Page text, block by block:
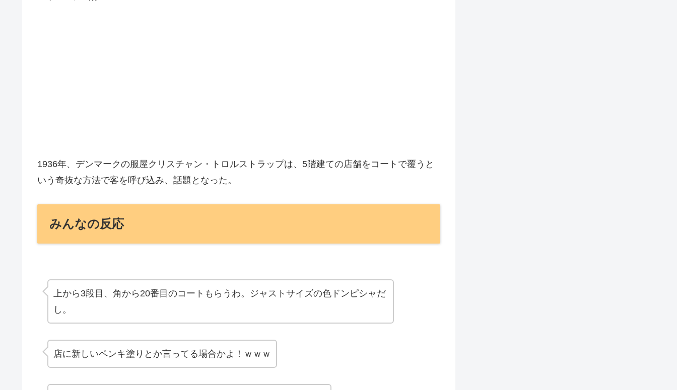
1936年、デンマークの服屋クリスチャン・トロルストラップは、5階建ての店舗をコートで覆うと
いう奇抜な方法で客を呼び込み、話題となった。
みんなの反応
上から3段目、角から20番目のコートもらうわ。ジャストサイズの色ドンピシャだ
し。
店に新しいペンキ塗り とか言ってる場合かよ！ｗｗｗ